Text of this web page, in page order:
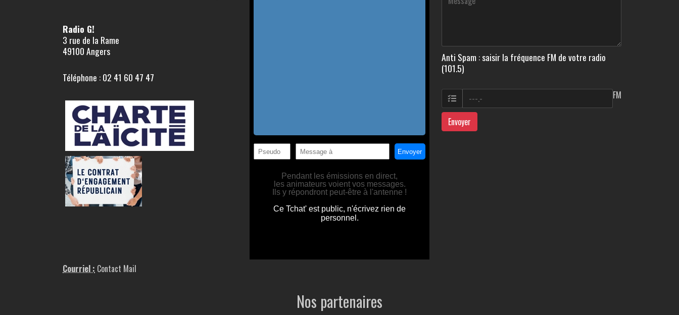
Radio G!
3 rue de la Rame
49100 Angers
Téléphone : 02 41 60 47 47
Courriel : Contact Mail
Anti Spam : saisir la fréquence FM de votre radio
(101.5)
FM
Envoyer
Nos partenaires